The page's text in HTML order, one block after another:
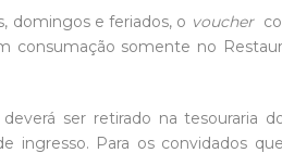
domingos e feriados, o voucher
consumação somente no
deverá ser retirado na tesouraria
ingresso. Para os convidados